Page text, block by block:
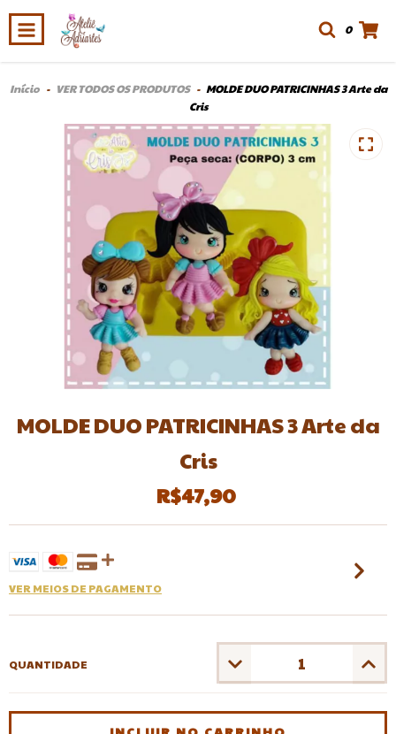
0
Início - VER TODOS OS PRODUTOS - MOLDE DUO PATRICINHAS 3 Arte da
Cris
MOLDE DUO PATRICINHAS 3 Arte da
Cris
R$47,90
VER MEIOS DE PAGAMENTO
QUANTIDADE